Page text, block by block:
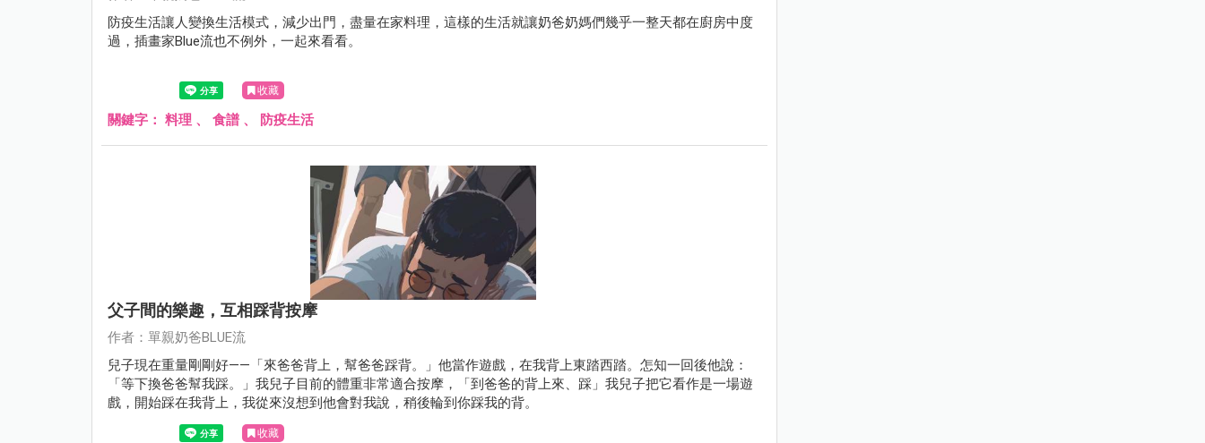
防疫生活讓人變換生活模式，減少出門，盡量在家料理，這樣的生活就讓奶爸奶媽們幾乎一整天都在廚房中度
過，插畫家Blue流也不例外，一起來看看。
收藏
關鍵字： 料理 、 食譜 、 防疫生活
父子間的樂趣，互相踩背按摩
作者：單親奶爸BLUE流
兒子現在重量剛剛好——「來爸爸背上，幫爸爸踩背。」他當作遊戲，在我背上東踏西踏。怎知一回後他說：
「等下換爸爸幫我踩。」我兒子目前的體重非常適合按摩，「到爸爸的背上來、踩」我兒子把它看作是一場遊
戲，開始踩在我背上，我從來沒想到他會對我說，稍後輪到你踩我的背。
收藏